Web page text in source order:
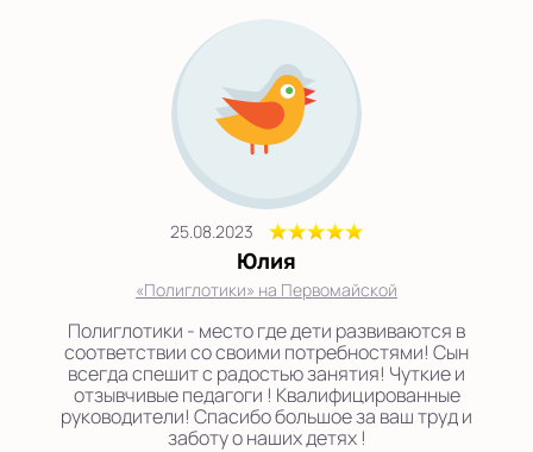
25.08.2023
Юлия
«Полиглотики» на Первомайской
Полиглотики - место где дети развиваются в
соответствии со своими потребностями! Сын
всегда спешит с радостью занятия! Чуткие и
отзывчивые педагоги ! Квалифицированные
руководители! Спасибо большое за ваш труд и
заботу о наших детях !